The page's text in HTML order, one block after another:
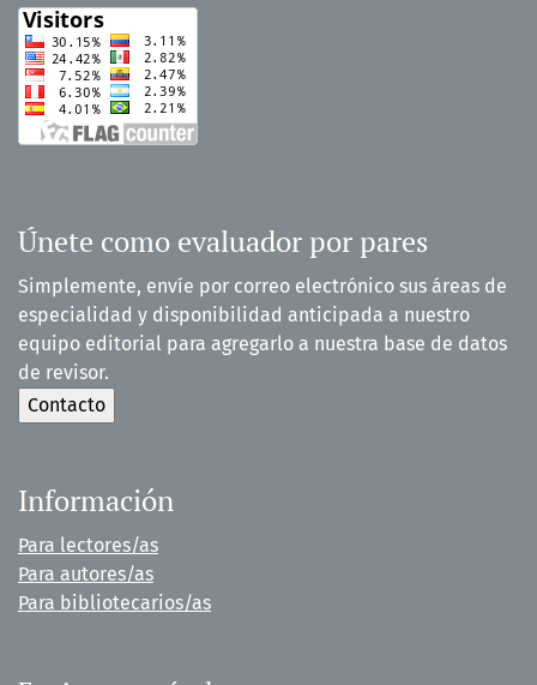
Únete como evaluador por pares
Simplemente, envíe por correo electrónico sus áreas de
especialidad y disponibilidad anticipada a nuestro
equipo editorial para agregarlo a nuestra base de datos
de revisor.
Información
Para lectores/as
Para autores/as
Para bibliotecarios/as